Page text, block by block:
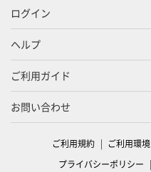
ログイン
ヘルプ
ご利用ガイド
お問い合わせ
ご利用規約 ご利用環
プライバシーポリシー